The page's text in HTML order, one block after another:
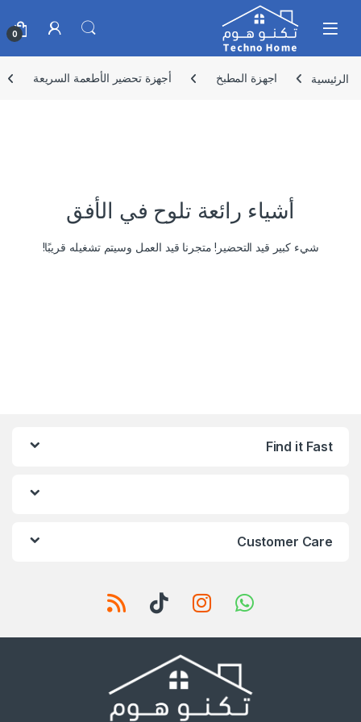
Skip to navigation
Skip to content
0
الرئيسية اجهزة المطبخ أجهزة تحضير الأطعمة السريعة
أشياء رائعة تلوح في الأفق
شيء كبير قيد التحضير! متجرنا قيد العمل وسيتم تشغيله قريبًا!
Find it Fast
Customer Care